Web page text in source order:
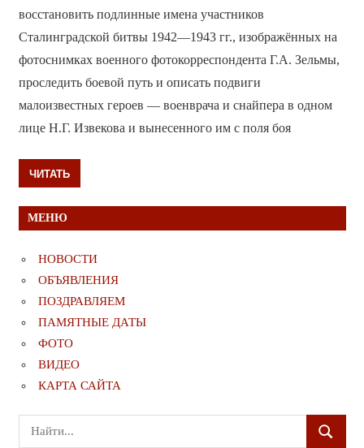
восстановить подлинные имена участников
Сталинградской битвы 1942—1943 гг., изображённых на
фотоснимках военного фотокорреспондента Г.А. Зельмы,
проследить боевой путь и описать подвиги
малоизвестных героев — военврача и снайпера в одном
лице Н.Г. Извекова и вынесенного им с поля боя
ЧИТАТЬ
МЕНЮ
НОВОСТИ
ОБЪЯВЛЕНИЯ
ПОЗДРАВЛЯЕМ
ПАМЯТНЫЕ ДАТЫ
ФОТО
ВИДЕО
КАРТА САЙТА
Поиск
ПОИСК